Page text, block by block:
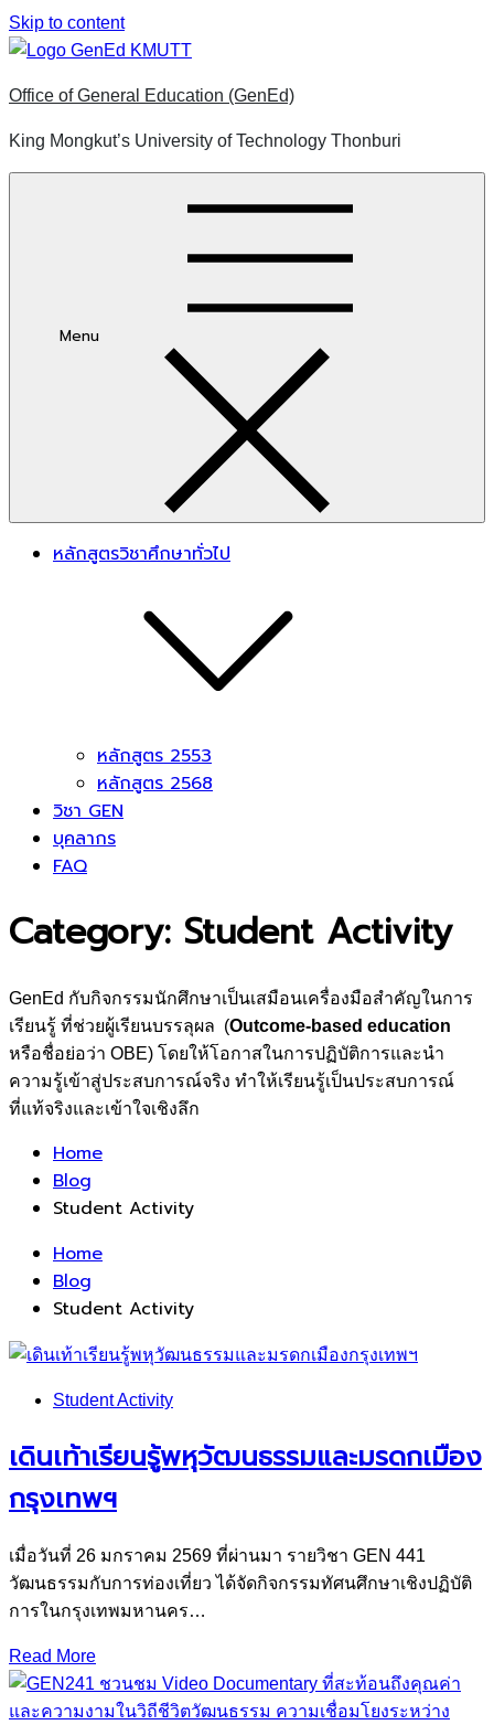
Skip to content
Office of General Education (GenEd)
King Mongkut’s University of Technology Thonburi
Menu
หลักสูตรวิชาศึกษาทั่วไป
หลักสูตร 2553
หลักสูตร 2568
วิชา GEN
บุคลากร
FAQ
Category: Student Activity
GenEd กับกิจกรรมนักศึกษาเป็นเสมือนเครื่องมือสำคัญในการ
เรียนรู้ ที่ช่วยผู้เรียนบรรลุผล (Outcome-based education
หรือชื่อย่อว่า OBE) โดยให้โอกาสในการปฏิบัติการและนำ
ความรู้เข้าสู่ประสบการณ์จริง ทำให้เรียนรู้เป็นประสบการณ์
ที่แท้จริงและเข้าใจเชิงลึก
Home
Blog
Student Activity
Home
Blog
Student Activity
Student Activity
เดินเท้าเรียนรู้พหุวัฒนธรรมและมรดกเมือง
กรุงเทพฯ
เมื่อวันที่ 26 มกราคม 2569 ที่ผ่านมา รายวิชา GEN 441
วัฒนธรรมกับการท่องเที่ยว ได้จัดกิจกรรมทัศนศึกษาเชิงปฏิบัติ
การในกรุงเทพมหานคร…
Read More